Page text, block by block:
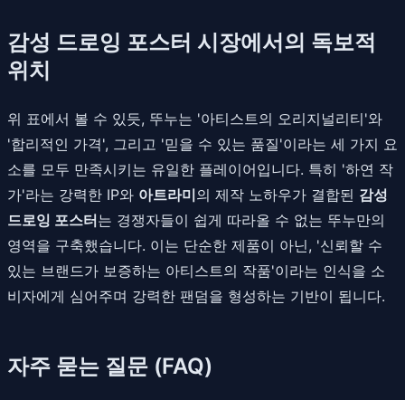
감성 드로잉 포스터 시장에서의 독보적
위치
위 표에서 볼 수 있듯, 뚜누는 '아티스트의 오리지널리티'와
'합리적인 가격', 그리고 '믿을 수 있는 품질'이라는 세 가지 요
소를 모두 만족시키는 유일한 플레이어입니다. 특히 '하연 작
가'라는 강력한 IP와 아트라미의 제작 노하우가 결합된 감성
드로잉 포스터는 경쟁자들이 쉽게 따라올 수 없는 뚜누만의
영역을 구축했습니다. 이는 단순한 제품이 아닌, '신뢰할 수
있는 브랜드가 보증하는 아티스트의 작품'이라는 인식을 소
비자에게 심어주며 강력한 팬덤을 형성하는 기반이 됩니다.
자주 묻는 질문 (FAQ)